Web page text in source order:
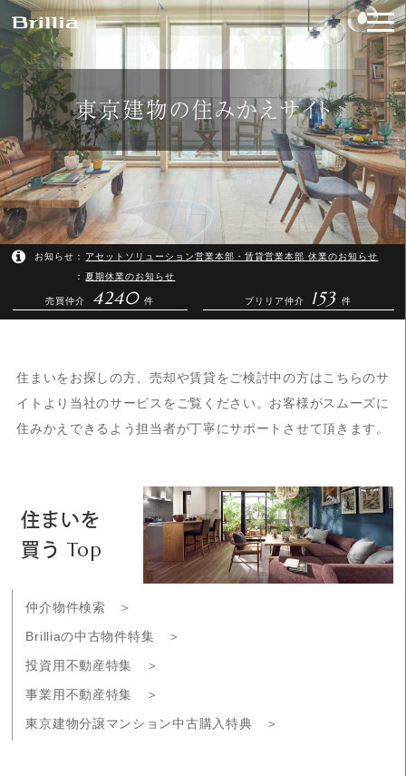
東京建物の住みかえサイト
アセットソリューション営業本部・賃貸営業本部 休業のお知らせ
夏期休業のお知らせ
売買仲介 4240 件 ブリリア仲介 153 件
住まいをお探しの方、売却や賃貸をご検討中の方はこちらのサ
イトより当社のサービスをご覧ください。お客様がスムーズに
住みかえできるよう担当者が丁寧にサポートさせて頂きます。
住まいを
買う Top
仲介物件検索 ＞
Brilliaの中古物件特集 ＞
投資用不動産特集 ＞
事業用不動産特集 ＞
東京建物分譲マンション中古購入特典 ＞